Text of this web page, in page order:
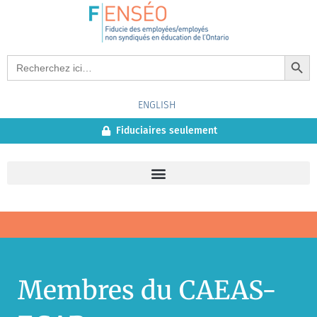
Search
for:
Search Button
ENGLISH
Fiduciaires seulement
Membres du CAEAS-